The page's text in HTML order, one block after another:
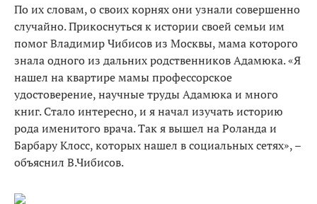
По их словам, о своих корнях они узнали совершенно
случайно. Прикоснуться к истории своей семьи им
помог Владимир Чибисов из Москвы, мама которого
знала одного из дальних родственников Адамюка. «Я
нашел на квартире мамы профессорское
удостоверение, научные труды Адамюка и много
книг. Стало интересно, и я начал изучать историю
рода именитого врача. Так я вышел на Роланда и
Барбару Клосс, которых нашел в социальных сетях», –
объяснил В.Чибисов.